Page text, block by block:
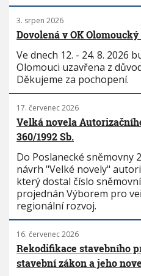
3. srpen 2026
Dovolená v OK
Ve dnech 12. - 24. 8. 2026
Olomouci uzavřena z
Děkujeme za pochopení.
17. červenec 2026
Velká novela
360/1992 Sb.
Do Poslanecké sněmovny
návrh "Velké novely"
který dostal číslo
projednán Výborem pro
regionální rozvoj.
16. červenec 2026
Rekodifikace stavebního
stavební zákon a jeho